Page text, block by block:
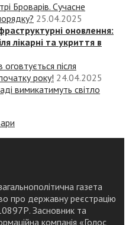
Броварів. Сучасне
25.04.2025
оновлення:
лікарні та укриття в
після
року! 24.04.2025
вимикатимуть світло
газета
про державну реєстрацію
Засновник та
компанія «Голос